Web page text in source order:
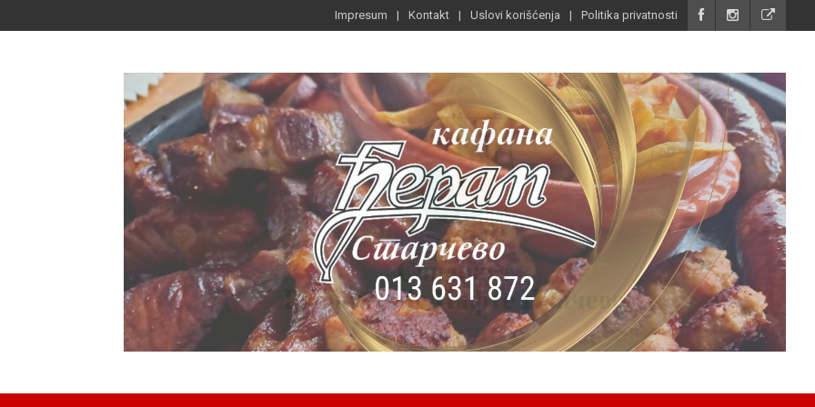
Impresum Kontakt Uslovi korišćenja Politika privatnosti